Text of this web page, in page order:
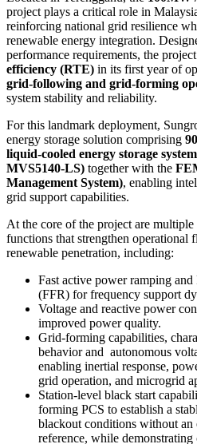
PAKA, Malaysia,July 7, 2026/
globally leading PV inverter and
provider, announced the official
Battery Energy Storage System
byTenaga Nasional Berhad (TNB)
milestone for Malaysia in advancing
connected to the national grid.
Santong Battery Energy
Located in Terengganu, the100MW
project plays a critical role in
reinforcing national grid resilience
renewable energy integration.
performance requirements, the
efficiency (RTE)in its first year of
grid-following and grid-forming
system stability and reliability.
For this landmark deployment,
energy storage solution comprising
liquid-cooled energy storage
MVS5140-LS)together with the
Management System), enabling
grid support capabilities.
At the core of the project are
functions that strengthen
renewable penetration, including: